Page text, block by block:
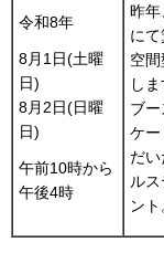
令和8年
8月1日(土曜
日)
8月2日(日曜
日)
午前10時から
午後4時
昨年
に
空
しま
ブ
ケー
だ
ル
ント